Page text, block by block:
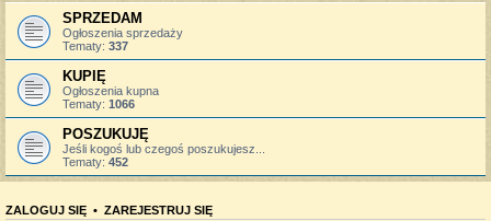
SPRZEDAM
Ogłoszenia sprzedaży
Tematy: 337
KUPIĘ
Ogłoszenia kupna
Tematy: 1066
POSZUKUJĘ
Jeśli kogoś lub czegoś poszukujesz...
Tematy: 452
ZALOGUJ SIĘ • ZAREJESTRUJ SIĘ